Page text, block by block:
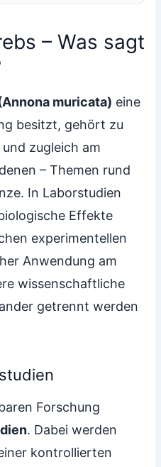
– Was sagt
muricata) eine
besitzt, gehört zu
zugleich am
– Themen rund
In Laborstudien
Effekte
experimentellen
Anwendung am
wissenschaftliche
getrennt werden
Forschung
. Dabei werden
kontrollierten